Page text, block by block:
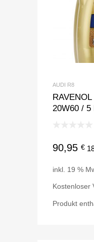
AUDI R8
20W60 / 5
90,95 €
inkl. 19 %
Kostenloser
Produkt